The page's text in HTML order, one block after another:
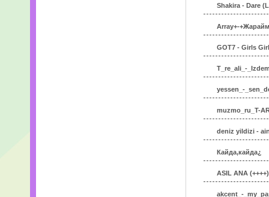
Shakira - Dare
Array+-
GOT7 - Girls
T_re_ali_-
yessen_-
muzmo_ru_T-
deniz yildizi -
Кайда,кайда¿
ASIL ANA
akcent_-